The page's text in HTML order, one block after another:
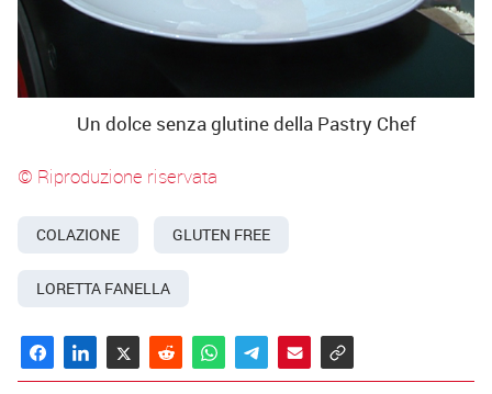
Un dolce senza glutine della Pastry Chef
© Riproduzione riservata
COLAZIONE GLUTEN FREE
LORETTA FANELLA